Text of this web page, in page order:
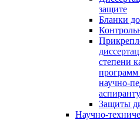
защите
Бланки
степени
программ
научно-
Защиты
Научно-